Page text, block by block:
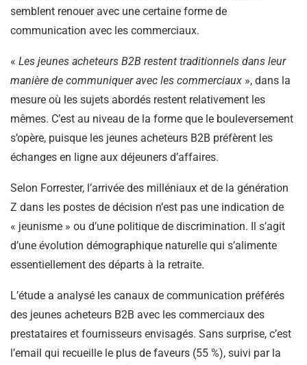
semblent renouer avec une certaine forme de
communication avec les commerciaux.
« Les jeunes acheteurs B2B restent traditionnels dans leur
manière de communiquer avec les commerciaux », dans la
mesure où les sujets abordés restent relativement les
mêmes. C’est au niveau de la forme que le bouleversement
s’opère, puisque les jeunes acheteurs B2B préfèrent les
échanges en ligne aux déjeuners d’affaires.
Selon Forrester, l’arrivée des milléniaux et de la génération
Z dans les postes de décision n’est pas une indication de
« jeunisme » ou d’une politique de discrimination. Il s’agit
d’une évolution démographique naturelle qui s’alimente
essentiellement des départs à la retraite.
L’étude a analysé les canaux de communication préférés
des jeunes acheteurs B2B avec les commerciaux des
prestataires et fournisseurs envisagés. Sans surprise, c’est
l’email qui recueille le plus de faveurs (55 %), suivi par la